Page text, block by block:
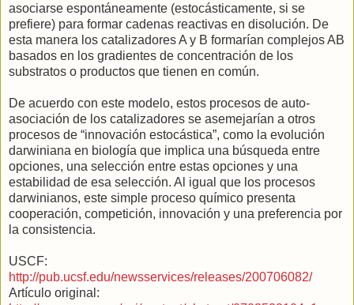
asociarse espontáneamente (estocásticamente, si se
prefiere) para formar cadenas reactivas en disolución. De
esta manera los catalizadores A y B formarían complejos AB
basados en los gradientes de concentración de los
substratos o productos que tienen en común.
De acuerdo con este modelo, estos procesos de auto-
asociación de los catalizadores se asemejarían a otros
procesos de “innovación estocástica”, como la evolución
darwiniana en biología que implica una búsqueda entre
opciones, una selección entre estas opciones y una
estabilidad de esa selección. Al igual que los procesos
darwinianos, este simple proceso químico presenta
cooperación, competición, innovación y una preferencia por
la consistencia.
USCF:
http://pub.ucsf.edu/newsservices/releases/200706082/
Artículo original: